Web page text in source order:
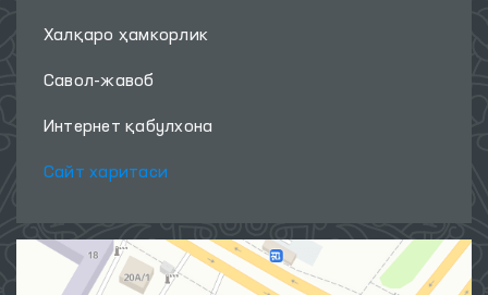
Халқаро ҳамкорлик
Савол-жавоб
Интернет қабулхона
Сайт харитаси